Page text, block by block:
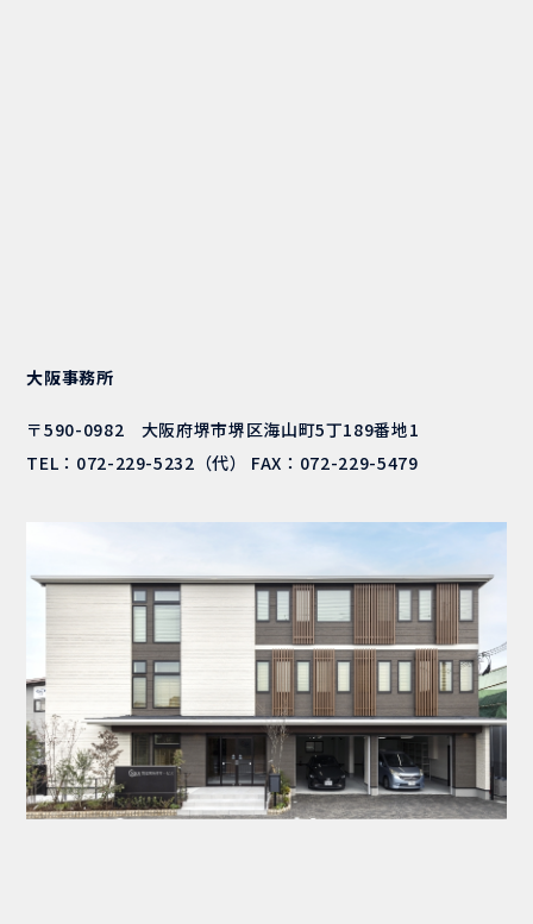
大阪事務所
〒590-0982 大阪府堺市堺区海山町5丁189番地1
TEL： 072-229-5232 （代） FAX：072-229-5479